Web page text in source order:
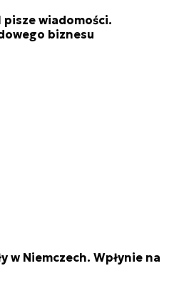
pisze wiadomości.
biznesu
w Niemczech. Wpłynie na